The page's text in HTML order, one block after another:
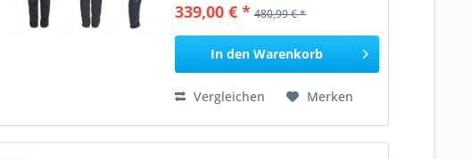
mitnehmen Wenn Sie in
Gewässern von 7 bis 14°C
tauchen und eine...
339,00 € * 480,99 € *
In den Warenkorb
Vergleichen Merken